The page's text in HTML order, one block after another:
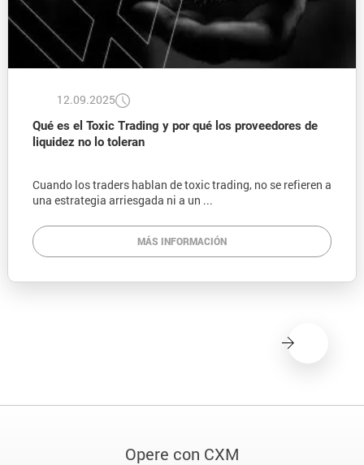
12.09.2025
Qué es el Toxic Trading y por qué los proveedores de
liquidez no lo toleran
Cuando los traders hablan de toxic trading, no se refieren a
una estrategia arriesgada ni a un ...
MÁS INFORMACIÓN
Opere con CXM